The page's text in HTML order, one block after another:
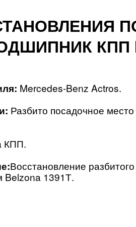
КПП
Mercedes-Benz Actros.
Разбито посадочное
КПП.
Восстановление
Belzona 1391Т.